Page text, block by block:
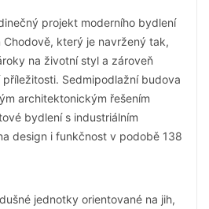
projekt moderního bydlení
který je navržený tak,
na životní styl a zároveň
Sedmipodlažní budova
architektonickým řešením
bydlení s industriálním
design i funkčnost v podobě 138
jednotky orientované na jih,